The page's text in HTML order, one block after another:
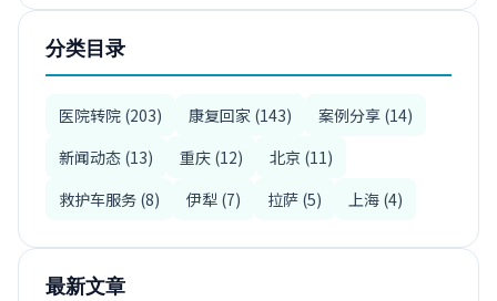
分类目录
医院转院 (203) 康复回家 (143)
案例分享 (14)
新闻动态 (13)
重庆 (12)
北京 (11)
救护车服务 (8)
伊犁 (7) 拉萨 (5) 上海 (4)
最新文章